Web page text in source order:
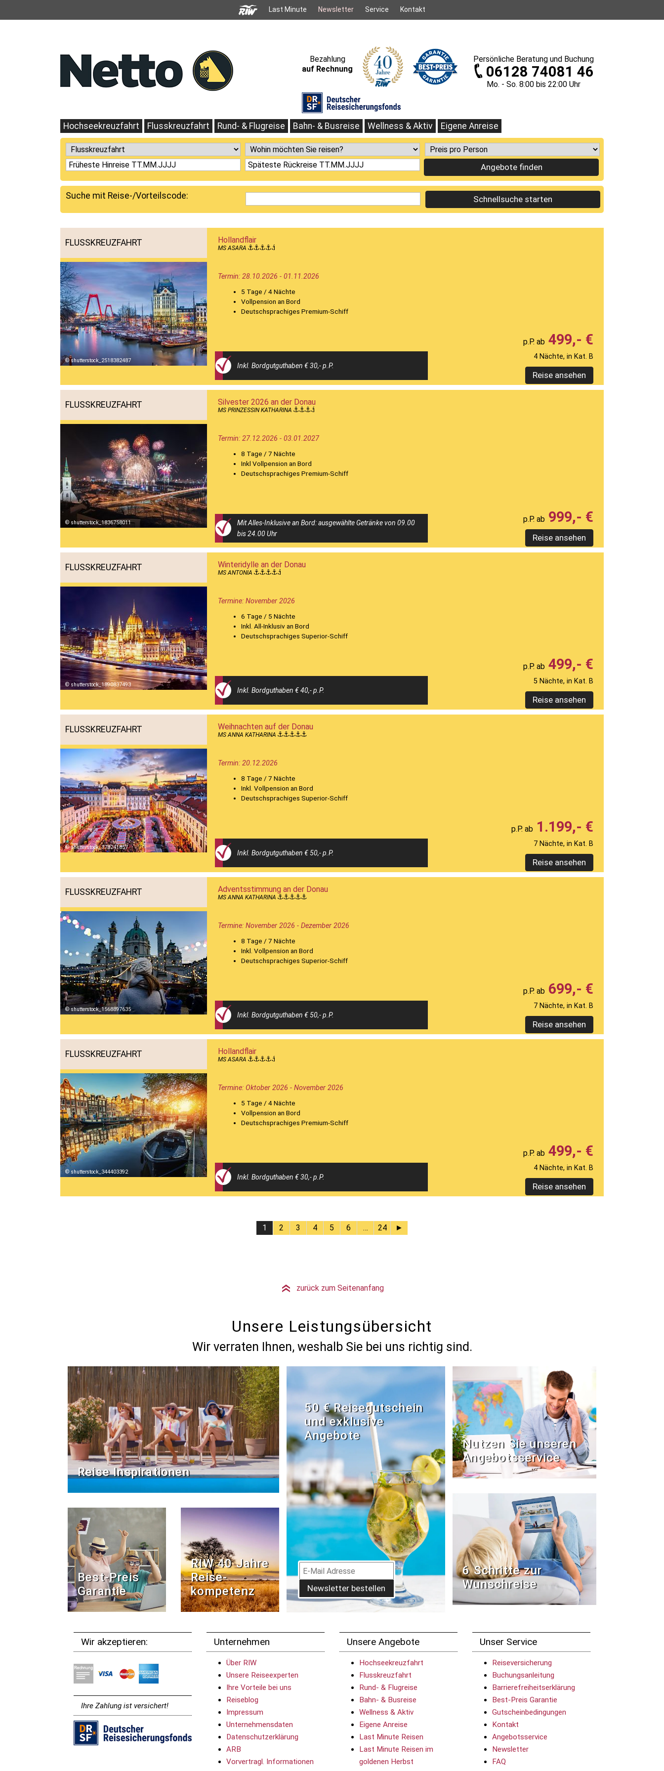
Last Minute Newsletter Service Kontakt
Persönliche Beratung und Buchung
06128 74081 46
Mo. - So. 8:00 bis 22:00 Uhr
Bezahlung
auf Rechnung
Hochseekreuzfahrt Flusskreuzfahrt Rund- & Flugreise Bahn- & Busreise Wellness & Aktiv Eigene Anreise
Angebote finden
Suche mit Reise-/Vorteilscode: Schnellsuche starten
FLUSSKREUZFAHRT
shutterstock_2518382487
Hollandflair
MS ASARA
Termin: 28.10.2026 - 01.11.2026
5 Tage / 4 Nächte
Vollpension an Bord
Deutschsprachiges Premium-Schiff
Inkl. Bordgutguthaben € 30,- p.P.
499,- €
4 Nächte, in Kat. B
Reise ansehen
FLUSSKREUZFAHRT
shutterstock_1836758011
Silvester 2026 an der Donau
MS PRINZESSIN KATHARINA
Termin: 27.12.2026 - 03.01.2027
8 Tage / 7 Nächte
Inkl Vollpension an Bord
Deutschsprachiges Premium-Schiff
Mit Alles-Inklusive an Bord: ausgewählte Getränke von 09.00
bis 24.00 Uhr
999,- €
Reise ansehen
FLUSSKREUZFAHRT
shutterstock_1890837493
Winteridylle an der Donau
MS ANTONIA
Termine: November 2026
6 Tage / 5 Nächte
Inkl. All-Inklusiv an Bord
Deutschsprachiges Superior-Schiff
Inkl. Bordguthaben € 40,- p.P.
499,- €
5 Nächte, in Kat. B
Reise ansehen
FLUSSKREUZFAHRT
shutterstock_778241857
Weihnachten auf der Donau
MS ANNA KATHARINA
Termin: 20.12.2026
8 Tage / 7 Nächte
Inkl. Vollpension an Bord
Deutschsprachiges Superior-Schiff
Inkl. Bordgutguthaben € 50,- p.P.
1.199,- €
7 Nächte, in Kat. B
Reise ansehen
FLUSSKREUZFAHRT
shutterstock_1568897635
Adventsstimmung an der Donau
MS ANNA KATHARINA
Termine: November 2026 - Dezember 2026
8 Tage / 7 Nächte
Inkl. Vollpension an Bord
Deutschsprachiges Superior-Schiff
Inkl. Bordgutguthaben € 50,- p.P.
699,- €
7 Nächte, in Kat. B
Reise ansehen
FLUSSKREUZFAHRT
shutterstock_344403392
Hollandflair
MS ASARA
Termine: Oktober 2026 - November 2026
5 Tage / 4 Nächte
Vollpension an Bord
Deutschsprachiges Premium-Schiff
Inkl. Bordguthaben € 30,- p.P.
499,- €
4 Nächte, in Kat. B
Reise ansehen
1 2 3 4 5 6 … 24 ►
» zurück zum Seitenanfang
Unsere Leistungsübersicht
Wir verraten Ihnen, weshalb Sie bei uns richtig sind.
Reise Inspirationen
Best-Preis
Garantie
RIW 40 Jahre
Reise­
kompetenz
50 € Reisegutschein
und exklusive
Angebote
Newsletter bestellen
Nutzen Sie unseren
Angebotsservice
6 Schritte zur
Wunschreise
Wir akzeptieren:
Ihre Zahlung ist versichert!
Unternehmen
Über RIW
Unsere Reiseexperten
Ihre Vorteile bei uns
Reiseblog
Impressum
Unternehmensdaten
Datenschutzerklärung
ARB
Vorvertragl. Informationen
Unsere Angebote
Hochseekreuzfahrt
Flusskreuzfahrt
Rund- & Flugreise
Bahn- & Busreise
Wellness & Aktiv
Eigene Anreise
Last Minute Reisen
Last Minute Reisen im
goldenen Herbst
Unser Service
Reiseversicherung
Buchungsanleitung
Barrierefreiheitserklärung
Best-Preis Garantie
Gutscheinbedingungen
Kontakt
Angebotsservice
Newsletter
FAQ